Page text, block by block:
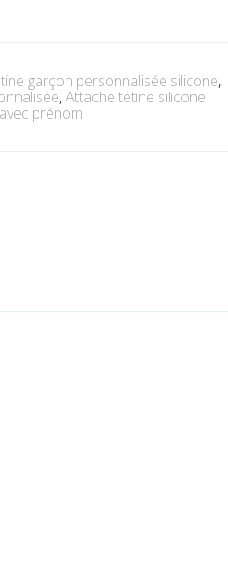
garçon personnalisée silicone,
,Attache tétine silicone
avec prénom